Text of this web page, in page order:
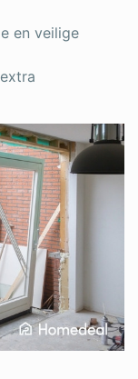
en veilige